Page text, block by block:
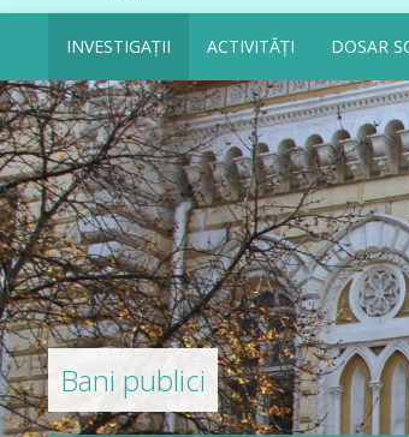
INVESTIGAȚII ACTIVITĂȚI DOSAR
Bani publici